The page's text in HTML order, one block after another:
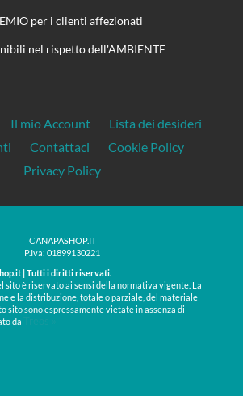
per i clienti affezionati
nel rispetto dell'AMBIENTE
Il mio Account
Lista dei desideri
Contattaci
Cookie Policy
Privacy Policy
CANAPASHOP.IT
P.Iva: 01899130221
| Tutti i diritti riservati.
sito è riservato ai sensi della normativa vigente. La
e la distribuzione, totale o parziale, del materiale
sito sono espressamente vietate in assenza di
da